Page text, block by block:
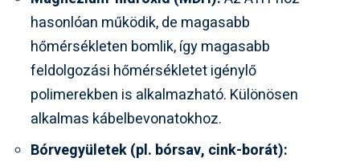
hasonlóan működik, de magasabb
hőmérsékleten bomlik, így magasabb
feldolgozási hőmérsékletet igénylő
polimerekben is alkalmazható. Különösen
alkalmas kábelbevonatokhoz.
Bórvegyületek (pl. bórsav, cink-borát):